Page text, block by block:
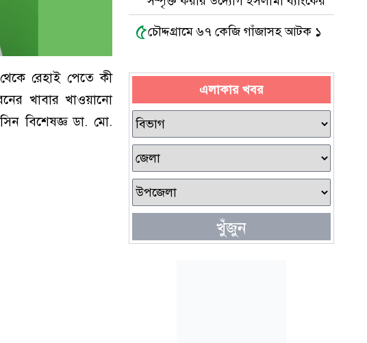
রেহাই পেতে কী
খাবার খাওয়ানো
বিশেষজ্ঞ ডা. মো.
৫চৌদ্দগ্রামে ৬৭ কেজি গাঁজাসহ আটক ১
এলাকার খবর
খুঁজুন